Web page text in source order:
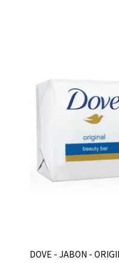
DOVE - JABON -